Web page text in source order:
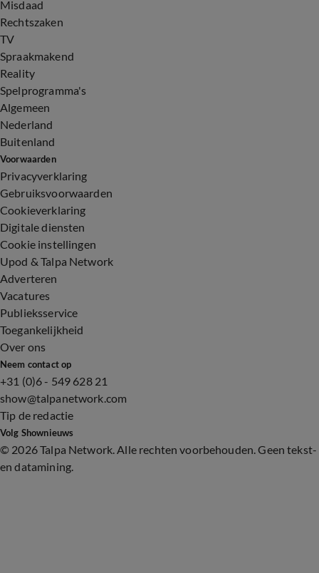
Misdaad
Rechtszaken
TV
Spraakmakend
Reality
Spelprogramma's
Algemeen
Nederland
Buitenland
Voorwaarden
Privacyverklaring
Gebruiksvoorwaarden
Cookieverklaring
Digitale diensten
Cookie instellingen
Upod & Talpa Network
Adverteren
Vacatures
Publieksservice
Toegankelijkheid
Over ons
Neem contact op
+31 (0)6 - 549 628 21
show@talpanetwork.com
Tip de redactie
Volg Shownieuws
© 2026 Talpa Network. Alle rechten voorbehouden. Geen tekst-
en datamining.